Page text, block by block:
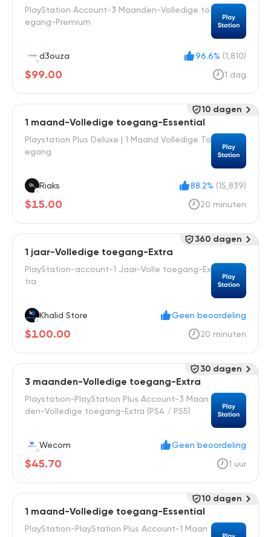
PlayStation Account-3 Maanden-Volledige to
egang-Premium
d3ouza 96.6% (1,810)
$99.00 1 dag
1 maand-Volledige toegang-Essential
Playstation Plus Deluxe | 1 Maand Volledige To
egang
Riaks 88.2% (15,839)
$15.00 20 minuten
10 dagen
1 jaar-Volledige toegang-Extra
PlayStation-account-1 Jaar-Volle toegang-Ex
tra
Khalid Store Geen beoordeling
$100.00 20 minuten
360 dagen
3 maanden-Volledige toegang-Extra
Playstation-PlayStation Plus Account-3 Maan
den-Volledige toegang-Extra (PS4 / PS5)
Wecom Geen beoordeling
$45.70 1 uur
30 dagen
1 maand-Volledige toegang-Essential
PlayStation-PlayStation Plus Account-1 Maan
10 dagen